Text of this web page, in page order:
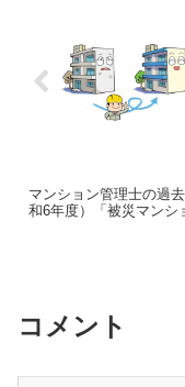
マンション管理士の過
和6年度）「被災マンシ
コメント